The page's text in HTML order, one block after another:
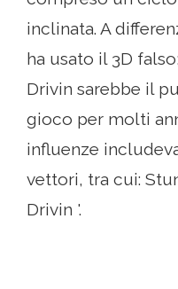
inclinata. A
ha usato il 3D
Drivin sarebbe il
gioco per molti
influenze
vettori, tra cui:
Drivin '.